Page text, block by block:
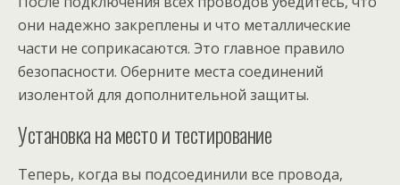
они надежно закреплены и что металлические
части не соприкасаются. Это главное правило
безопасности. Оберните места соединений
изолентой для дополнительной защиты.
Установка на место и тестирование
Теперь, когда вы подсоединили все провода,